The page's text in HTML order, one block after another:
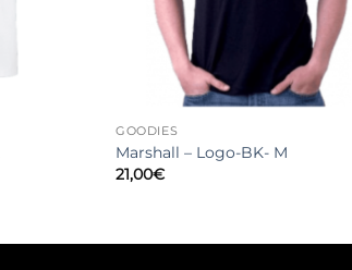
GOODIES
Marshall – Logo-BK- M
21,00€